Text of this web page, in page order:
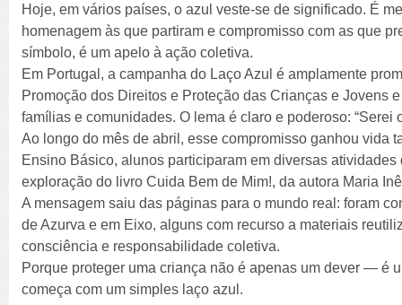
Hoje, em vários países, o azul veste-se de significado. É
homenagem às que partiram e compromisso com as que
símbolo, é um apelo à ação coletiva.
Em Portugal, a campanha do Laço Azul é amplamente
Promoção dos Direitos e Proteção das Crianças e Jovens
famílias e comunidades. O lema é claro e poderoso:
Ao longo do mês de abril, esse compromisso ganhou vida
Ensino Básico, alunos participaram em diversas
exploração do livro Cuida Bem de Mim!, da autora Maria
A mensagem saiu das páginas para o mundo real: foram
de Azurva e em Eixo, alguns com recurso a materiais
consciência e responsabilidade coletiva.
Porque proteger uma criança não é apenas um dever — é
começa com um simples laço azul.